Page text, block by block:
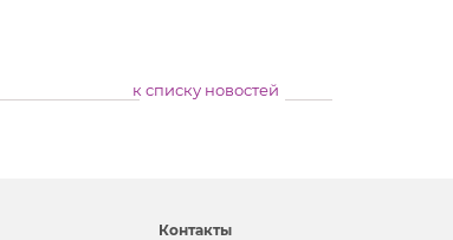
к списку новостей
Контакты